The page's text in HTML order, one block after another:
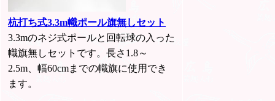
杭打ち式3.3m幟ポール旗無しセット
3.3mのネジ式ポールと回転球の入った
幟旗無しセットです。長さ1.8～
2.5m、幅60cmまでの幟旗に使用でき
ます。